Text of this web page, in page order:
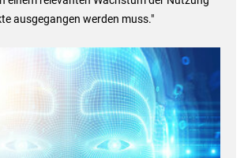
ausgegangen werden muss."